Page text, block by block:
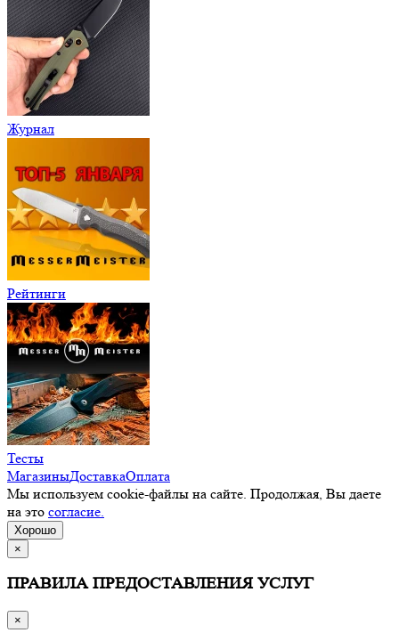
Журнал
Рейтинги
Тесты
МагазиныДоставкаОплата
Мы используем cookie-файлы на сайте. Продолжая, Вы даете
на это согласие.
Хорошо
×
ПРАВИЛА ПРЕДОСТАВЛЕНИЯ УСЛУГ
×